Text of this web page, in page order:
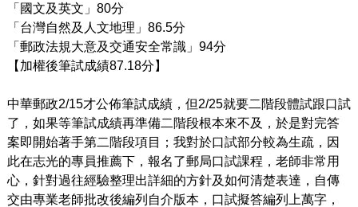
「國文及英文」80分
「台灣自然及人文地理」86.5分
「郵政法規大意及交通安全常識」94分
【加權後筆試成績87.18分】
中華郵政2/15才公佈筆試成績，但2/25就要二階段體試跟口試
了，如果等筆試成績再準備二階段根本來不及，於是對完答
案即開始著手第二階段項目；我對於口試部分較為生疏，因
此在志光的專員推薦下，報名了郵局口試課程，老師非常用
心，針對過往經驗整理出詳細的方針及如何清楚表達，自傳
交由專業老師批改後編列自介版本，口試擬答編列上萬字，